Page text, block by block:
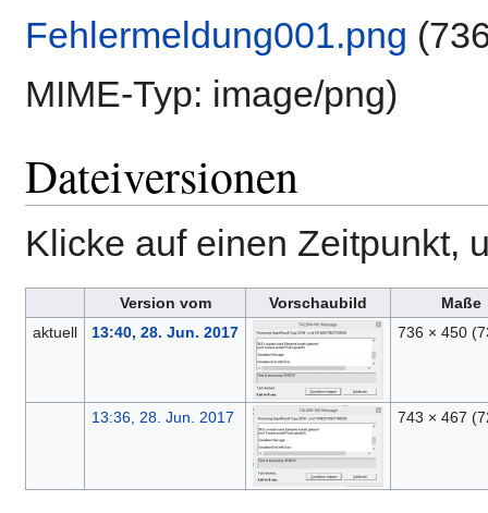
Fehlermeldung001.png
MIME-Typ: image/png)
Dateiversionen
Klicke auf einen Zeitpunkt,
Version vom Vorschaubild
Maße
aktuell
13:40, 28. Jun. 2017 736 × 450
13:36, 28. Jun. 2017 743 × 467